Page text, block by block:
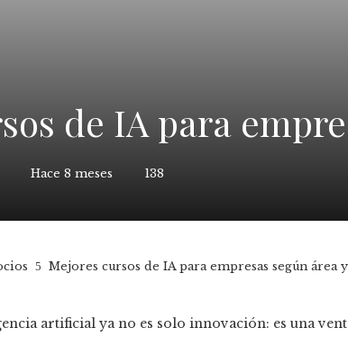
de IA para
Hace 8 meses 138
Mejores cursos de IA para empresas según área
artificial ya no es solo innovación: es una